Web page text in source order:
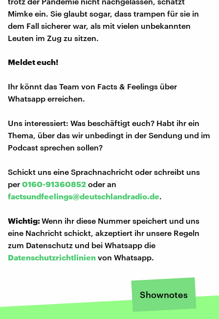
Mimke ein. Sie glaubt sogar, dass trampen für sie in
dem Fall sicherer war, als mit vielen unbekannten
Leuten im Zug zu sitzen.
Meldet euch!
Ihr könnt das Team von Facts & Feelings über
Whatsapp erreichen.
Uns interessiert: Was beschäftigt euch? Habt ihr ein
Thema, über das wir unbedingt in der Sendung und im
Podcast sprechen sollen?
Schickt uns eine Sprachnachricht oder schreibt uns
per 0160-91360852 oder an
factsundfeelings@deutschlandradio.de.
Wichtig:Wenn ihr diese Nummer speichert und uns
eine Nachricht schickt, akzeptiert ihr unsere Regeln
zum Datenschutz und bei Whatsapp die
Datenschutzrichtlinien von Whatsapp.
Shownotes